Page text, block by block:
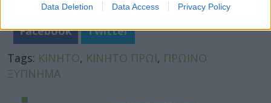
Data Deletion Data Access Privacy Policy
Facebook
Twitter
Tags: ΚΙΝΗΤΟ, ΚΙΝΗΤΟ ΠΡΩΙ, ΠΡΩΙΝΟ
ΞΥΠΝΗΜΑ